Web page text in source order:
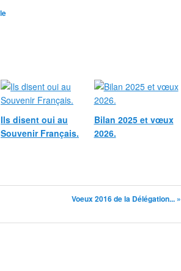
Ils disent oui au
Souvenir Français.
Bilan 2025 et vœux
2026.
Voeux 2016 de la Délégation... »